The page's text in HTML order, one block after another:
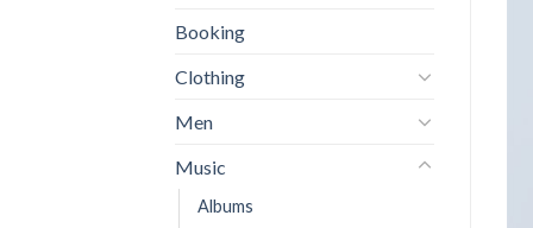
Booking
Clothing
Men
Music
Albums